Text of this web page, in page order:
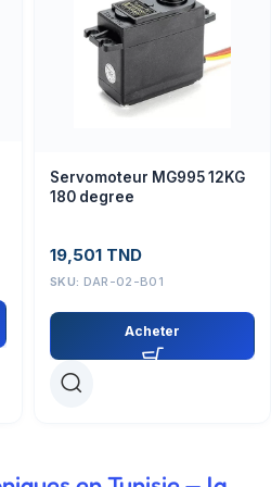
Servomoteur MG995 12KG
180 degree
19,501 TND
SKU: DAR-02-B01
Acheter